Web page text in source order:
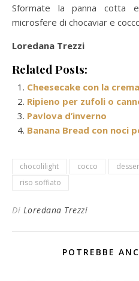
Sformate la panna cotta
microsfere di chocaviar e
Loredana Trezzi
Related Posts:
Cheesecake con la
Ripieno per zufoli o
Pavlova d’inverno
Banana Bread con noci
chocolilight cocco
riso soffiato
Di Loredana Trezzi
POTREBBE